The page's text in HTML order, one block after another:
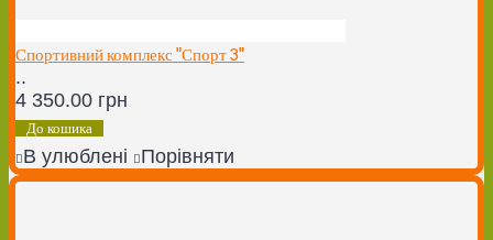
Спортивний комплекс "Спорт 3"
..
4 350.00 грн
До кошика
В улюблені Порівняти